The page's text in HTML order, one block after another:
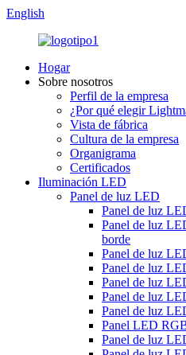
English
Hogar
Sobre nosotros
Perfil de la empresa
¿Por qué elegir
Vista de fábrica
Cultura de la empresa
Organigrama
Certificados
Iluminación LED
Panel de luz LED
Panel de luz
Panel de luz
borde
Panel de luz
Panel de luz
Panel de luz
Panel de luz
Panel de luz
Panel LED
Panel de luz